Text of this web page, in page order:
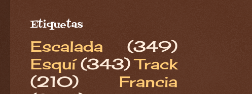
Etiquetas
Escalada
(349)
Esquí (343) Track
(210)
Francia